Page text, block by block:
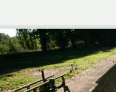
naar
de
inhoud
gaan